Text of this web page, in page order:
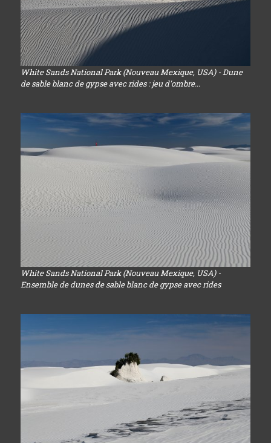
White Sands National Park (Nouveau Mexique, USA) - Dune
de sable blanc de gypse avec rides : jeu d'ombre...
White Sands National Park (Nouveau Mexique, USA) -
Ensemble de dunes de sable blanc de gypse avec rides